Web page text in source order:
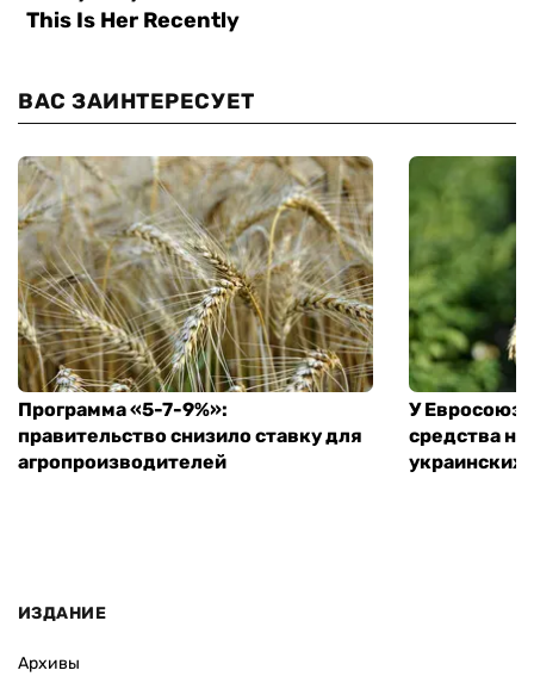
ВАС ЗАИНТЕРЕСУЕТ
Программа «5-7-9%»:
правительство снизило ставку для
агропроизводителей
У
средства
ИЗДАНИЕ
Архивы